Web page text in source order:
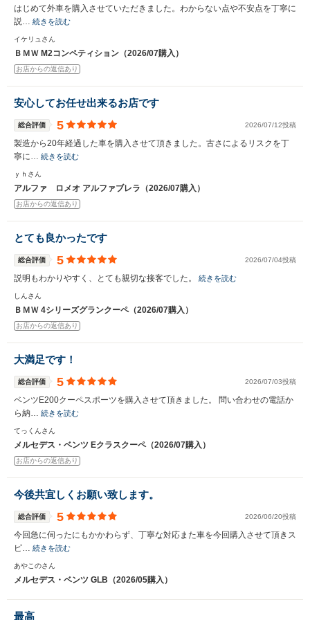
はじめて外車を購入させていただきました。わからない点や不安点を丁寧に
説… 続きを読む
イケリュさん
ＢＭＷ M2コンペティション（2026/07購入）
お店からの返信あり
安心してお任せ出来るお店です
総合評価 5 2026/07/12投稿
製造から20年経過した車を購入させて頂きました。古さによるリスクを丁
寧に… 続きを読む
ｙｈさん
アルファ ロメオ アルファブレラ（2026/07購入）
お店からの返信あり
とても良かったです
総合評価 5 2026/07/04投稿
説明もわかりやすく、とても親切な接客でした。 続きを読む
しんさん
ＢＭＷ 4シリーズグランクーペ（2026/07購入）
お店からの返信あり
大満足です！
総合評価 5 2026/07/03投稿
ベンツE200クーペスポーツを購入させて頂きました。 問い合わせの電話か
ら納… 続きを読む
てっくんさん
メルセデス・ベンツ Eクラスクーペ（2026/07購入）
お店からの返信あり
今後共宜しくお願い致します。
総合評価 5 2026/06/20投稿
今回急に伺ったにもかかわらず、丁寧な対応また車を今回購入させて頂きス
ピ… 続きを読む
あやこのさん
メルセデス・ベンツ GLB（2026/05購入）
最高